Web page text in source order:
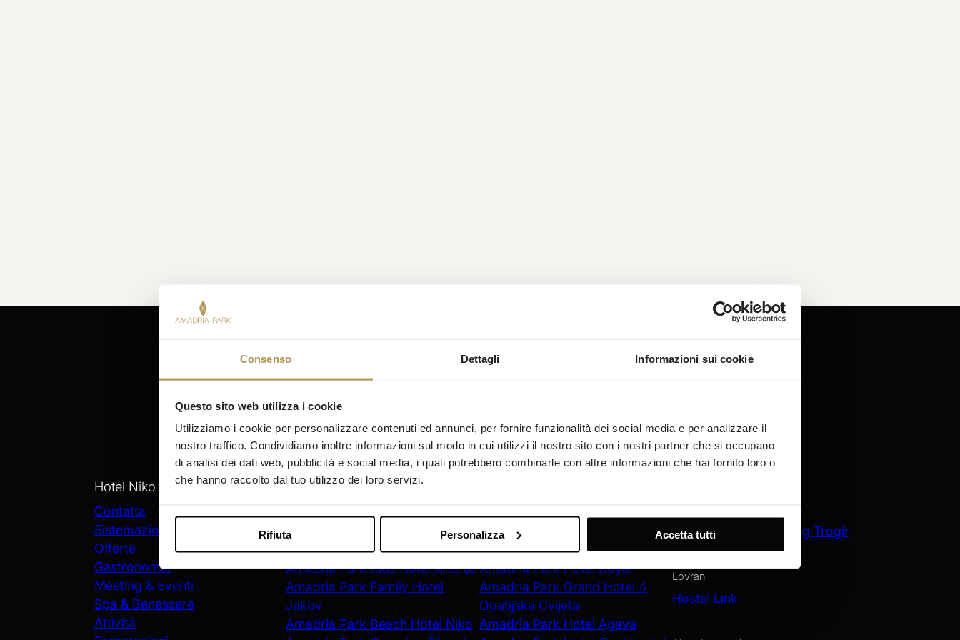
Consenso Dettagli Informazioni sui cookie
Questo sito web utilizza i cookie
Utilizziamo i cookie per personalizzare contenuti ed annunci, per fornire funzionalità dei social media e per analizzare il
nostro traffico. Condividiamo inoltre informazioni sul modo in cui utilizzi il nostro sito con i nostri partner che si occupano
di analisi dei dati web, pubblicità e social media, i quali potrebbero combinarle con altre informazioni che hai fornito loro o
che hanno raccolto dal tuo utilizzo dei loro servizi.
Rifiuta Personalizza Accetta tutti
Hotel Niko
Contatta
Sistemazione
Offerte
Gastronomia
Meeting & Eventi
Spa & Benessere
Attività
Soggiorno
Amadria Park Hotel Ivan
Amadria Park Beach Hotel Jure
Amadria Park Kids Hotel Andrija
Amadria Park Family Hotel
Jakov
Amadria Park Beach Hotel Niko
Amadria Park Hotel Milenij
Amadria Park Hotel Sveti Jakov
Amadria Park Hotel Royal
Amadria Park Grand Hotel 4
Opatijska Cvijeta
Amadria Park Hotel Agava
Amadria Park Camping Trogir
Lovran
Hostel Link